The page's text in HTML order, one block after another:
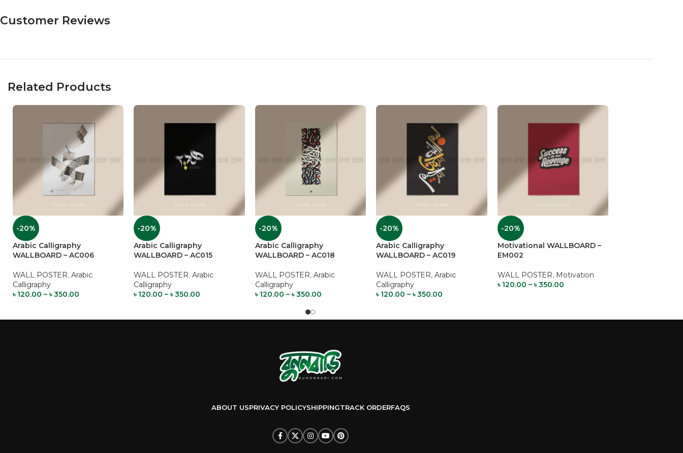
Customer Reviews
Related Products
-20%
Arabic Calligraphy
WALLBOARD – AC006
WALL POSTER, Arabic
Calligraphy
৳ 120.00 – ৳350.00
-20%
Arabic Calligraphy
WALLBOARD – AC015
WALL POSTER, Arabic
Calligraphy
৳ 120.00 – ৳350.00
-20%
Arabic Calligraphy
WALLBOARD – AC018
WALL POSTER, Arabic
Calligraphy
৳ 120.00 – ৳350.00
-20%
Arabic Calligraphy
WALLBOARD – AC019
WALL POSTER, Arabic
Calligraphy
৳ 120.00 – ৳350.00
-20%
Motivational WALLBOARD –
EM002
WALL POSTER, Motivation
৳ 120.00 – ৳350.00
ABOUT USPRIVACY POLICYSHIPPINGTRACK ORDERFAQS